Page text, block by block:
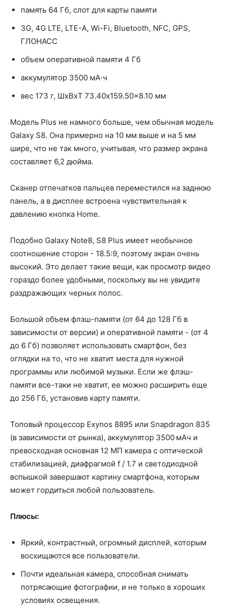
память 64 Гб, слот для карты памяти
3G, 4G LTE, LTE-A, Wi-Fi, Bluetooth, NFC, GPS,
ГЛОНАСС
объем оперативной памяти 4 Гб
аккумулятор 3500 мА⋅ч
вес 173 г, ШxВxТ 73.40x159.50x8.10 мм
Модель Plus не намного больше, чем обычная модель
Galaxy S8. Она примерно на 10 мм выше и на 5 мм
шире, что не так много, учитывая, что размер экрана
составляет 6,2 дюйма.
Сканер отпечатков пальцев переместился на заднюю
панель, а в дисплее встроена чувствительная к
давлению кнопка Home.
Подобно Galaxy Note8, S8 Plus имеет необычное
соотношение сторон - 18.5:9, поэтому экран очень
высокий. Это делает такие вещи, как просмотр видео
гораздо более удобными, поскольку вы не увидите
раздражающих черных полос.
Большой объем флэш-памяти (от 64 до 128 Гб в
зависимости от версии) и оперативной памяти - (от 4
до 6 Гб) позволяет использовать смартфон, без
оглядки на то, что не хватит места для нужной
программы или любимой музыки. Если же флэш-
памяти все-таки не хватит, ее можно расширить еще
до 256 Гб, установив карту памяти.
Топовый процессор Exynos 8895 или Snapdragon 835
(в зависимости от рынка), аккумулятор 3500 мАч и
превосходная основная 12 МП камера с оптической
стабилизацией, диафрагмой f / 1.7 и светодиодной
вспышкой завершают картину смартфона, которым
может гордиться любой пользователь.
Плюсы:
Яркий, контрастный, огромный дисплей, которым
восхищаются все пользователи.
Почти идеальная камера, способная снимать
потрясающие фотографии, и не только в хороших
условиях освещения.